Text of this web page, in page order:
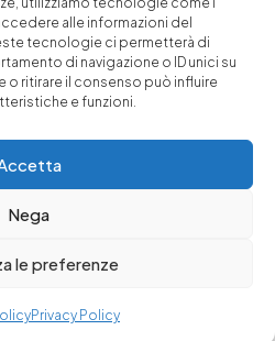
alle informazioni del
tecnologie ci permetterà di
di navigazione o ID unici su
ritirare il consenso può influire
e funzioni.
Nega
le preferenze
Privacy Policy
siamo
tutela legale